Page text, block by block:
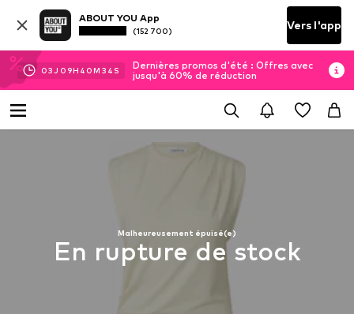
ABOUT YOU App
(152 700) Vers l'app
03J 09H 40M 34 S
Dernières promos d'été : Offres avec
jusqu'à 60% de réduction
Malheureusement épuisé(e)
En rupture de stock